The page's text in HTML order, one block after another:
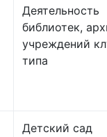
Деятельность
библиотек,
учреждений
типа
Детский сад